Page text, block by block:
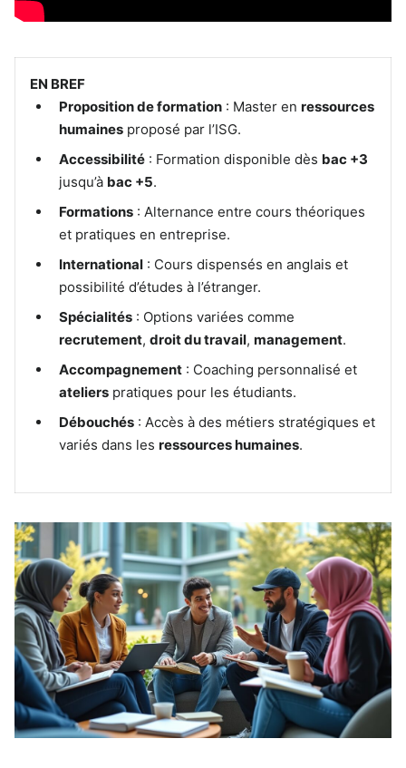
EN BREF
Proposition de formation : Master en ressources
humaines proposé par l’ISG.
Accessibilité : Formation disponible dès bac +3
jusqu’à bac +5.
Formations : Alternance entre cours théoriques
et pratiques en entreprise.
International : Cours dispensés en anglais et
possibilité d’études à l’étranger.
Spécialités : Options variées comme
recrutement, droit du travail, management.
Accompagnement : Coaching personnalisé et
ateliers pratiques pour les étudiants.
Débouchés : Accès à des métiers stratégiques et
variés dans les ressources humaines.